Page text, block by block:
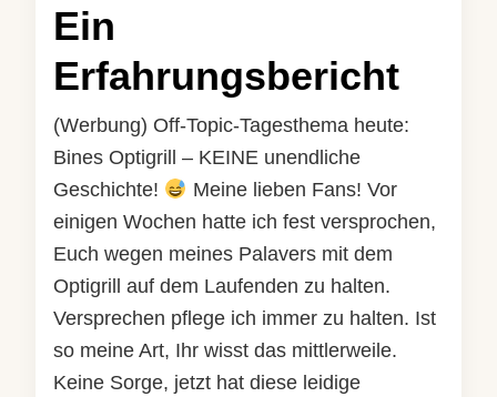
Ein
Erfahrungsbericht
(Werbung) Off-Topic-Tagesthema heute:
Bines Optigrill – KEINE unendliche
Geschichte!
Meine lieben Fans! Vor
einigen Wochen hatte ich fest versprochen,
Euch wegen meines Palavers mit dem
Optigrill auf dem Laufenden zu halten.
Versprechen pflege ich immer zu halten. Ist
so meine Art, Ihr wisst das mittlerweile.
Keine Sorge, jetzt hat diese leidige